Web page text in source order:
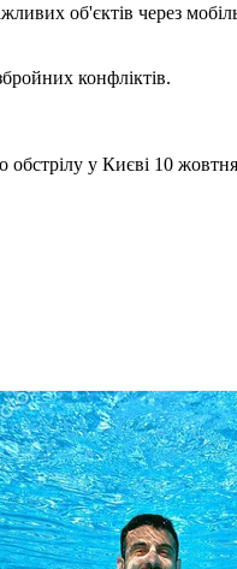
об'єктів через
конфліктів.
обстрілу у Києві 10